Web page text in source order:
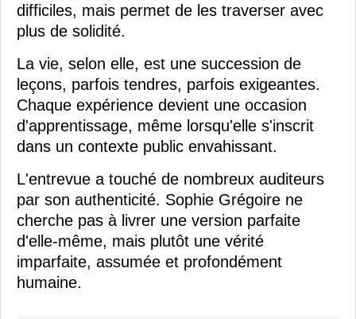
difficiles, mais permet de les traverser avec
plus de solidité.
La vie, selon elle, est une succession de
leçons, parfois tendres, parfois exigeantes.
Chaque expérience devient une occasion
d'apprentissage, même lorsqu'elle s'inscrit
dans un contexte public envahissant.
L'entrevue a touché de nombreux auditeurs
par son authenticité. Sophie Grégoire ne
cherche pas à livrer une version parfaite
d'elle-même, mais plutôt une vérité
imparfaite, assumée et profondément
humaine.